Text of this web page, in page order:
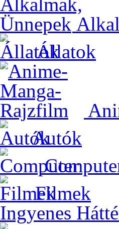
Állatok
Autók
Filmek
Ingyenes